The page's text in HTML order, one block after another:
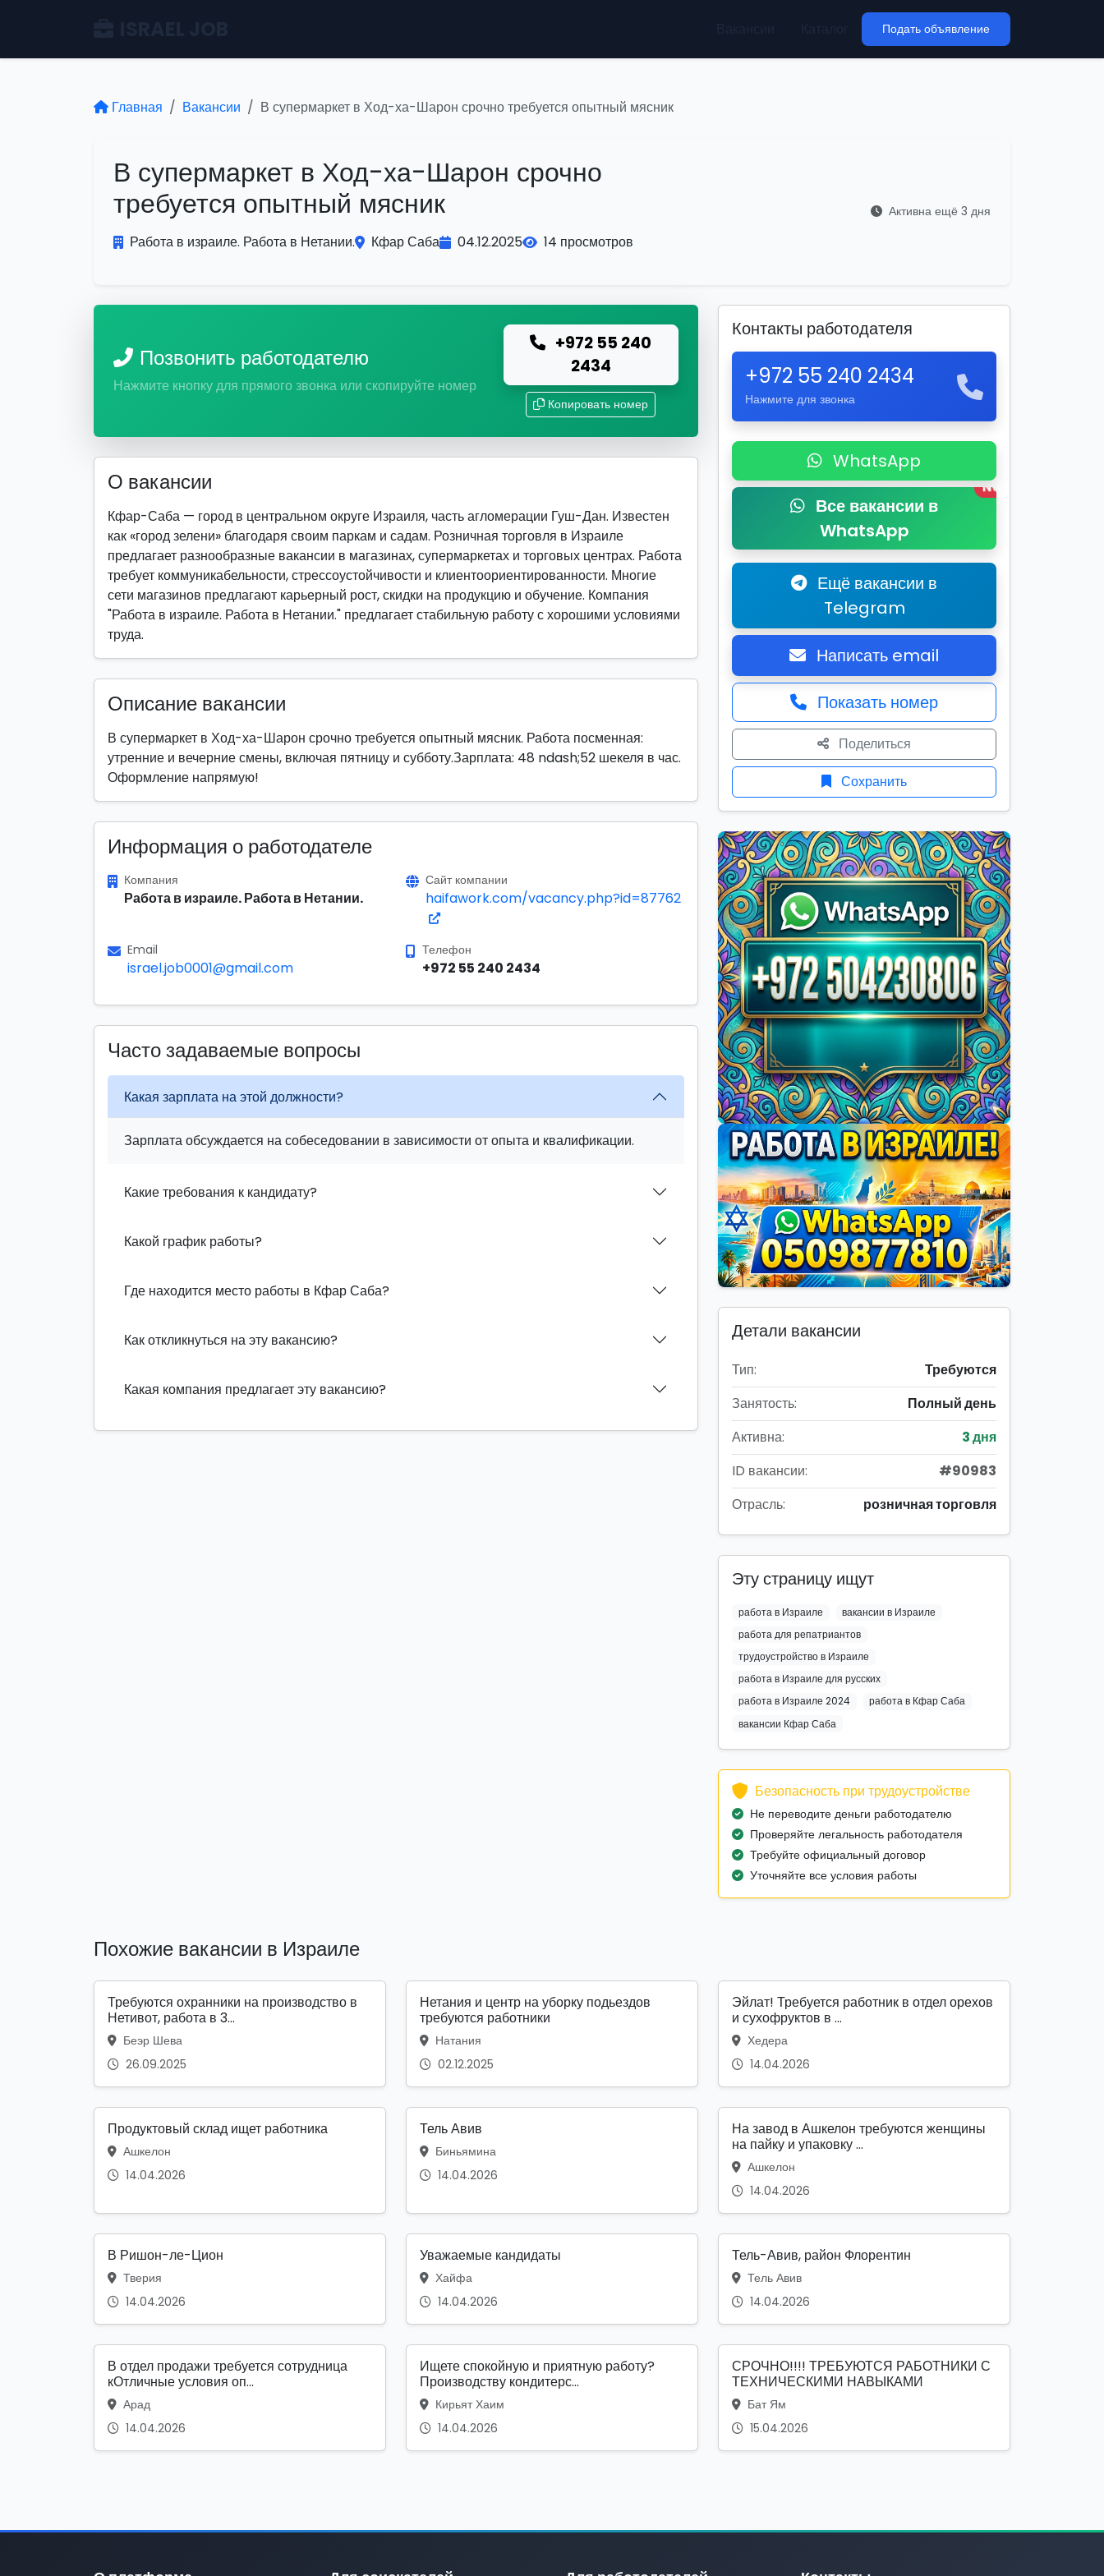
Подать объявление
Главная Вакансии В супермаркет в Ход-ха-Шарон срочно требуется опытный мясник
В супермаркет в Ход-ха-Шарон срочно
требуется опытный мясник
Работа в израиле. Работа в Нетании. Кфар Саба 04.12.2025 14 просмотров
Активна ещё 3 дня
Позвонить работодателю
Нажмите кнопку для прямого звонка или скопируйте номер
+972 55 240
2434
Копировать номер
О вакансии
Кфар-Саба — город в центральном округе Израиля, часть агломерации Гуш-Дан. Известен
как «город зелени» благодаря своим паркам и садам. Розничная торговля в Израиле
предлагает разнообразные вакансии в магазинах, супермаркетах и торговых центрах. Работа
требует коммуникабельности, стрессоустойчивости и клиентоориентированности. Многие
сети магазинов предлагают карьерный рост, скидки на продукцию и обучение. Компания
"Работа в израиле. Работа в Нетании." предлагает стабильную работу с хорошими условиями
труда.
Описание вакансии
В супермаркет в Ход-ха-Шарон срочно требуется опытный мясник. Работа посменная:
утренние и вечерние смены, включая пятницу и субботу.Зарплата: 48 ndash;52 шекеля в час.
Оформление напрямую!
Информация о работодателе
Компания
Работа в израиле. Работа в Нетании.
Сайт компании
haifawork.com/vacancy.php?id=87762
Email
israel.job0001@gmail.com
Телефон
+972 55 240 2434
Часто задаваемые вопросы
Какая зарплата на этой должности?
Зарплата обсуждается на собеседовании в зависимости от опыта и квалификации.
Какие требования к кандидату?
Какой график работы?
Где находится место работы в Кфар Саба?
Как откликнуться на эту вакансию?
Какая компания предлагает эту вакансию?
Контакты работодателя
+972 55 240 2434
Нажмите для звонка
WhatsApp
Все вакансии в
WhatsApp
New
Ещё вакансии в
Telegram
Написать email
Показать номер
Поделиться
Сохранить
Детали вакансии
Тип:
Требуются
Занятость:
Полный день
Активна:
3 дня
ID вакансии:
#90983
Отрасль:
розничная торговля
Эту страницу ищут
работа в Израиле
вакансии в Израиле
работа для репатриантов
трудоустройство в Израиле
работа в Израиле для русских
работа в Израиле 2024
работа в Кфар Саба
вакансии Кфар Саба
Безопасность при трудоустройстве
Не переводите деньги работодателю
Проверяйте легальность работодателя
Требуйте официальный договор
Уточняйте все условия работы
Похожие вакансии в Израиле
Требуются охранники на производство в
Нетивот, работа в 3...
Беэр Шева
26.09.2025
Нетания и центр на уборку подьездов
требуются работники
Натания
02.12.2025
Эйлат! Требуется работник в отдел орехов
и сухофруктов в ...
Хедера
14.04.2026
Продуктовый склад ищет работника
Ашкелон
14.04.2026
Тель Авив
Биньямина
14.04.2026
На завод в Ашкелон требуются женщины
на пайку и упаковку ...
Ашкелон
14.04.2026
В Ришон-ле-Цион
Тверия
14.04.2026
Уважаемые кандидаты
Хайфа
14.04.2026
Тель-Авив, район Флорентин
Тель Авив
14.04.2026
В отдел продажи требуется сотрудница
кОтличные условия оп...
Арад
14.04.2026
Ищете спокойную и приятную работу?
Производству кондитерс...
Кирьят Хаим
14.04.2026
СРОЧНО!!!! ТРЕБУЮТСЯ РАБОТНИКИ С
ТЕХНИЧЕСКИМИ НАВЫКАМИ
Бат Ям
15.04.2026